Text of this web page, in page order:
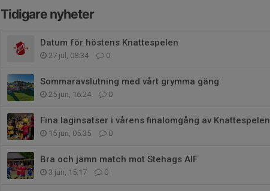
Tidigare nyheter
Datum för höstens Knattespelen
27 jul, 08:34 0
Sommaravslutning med vårt grymma gäng
25 jun, 16:24 0
Fina laginsatser i vårens finalomgång av Knattespelen
15 jun, 05:35 0
Bra och jämn match mot Stehags AIF
3 jun, 15:17 0